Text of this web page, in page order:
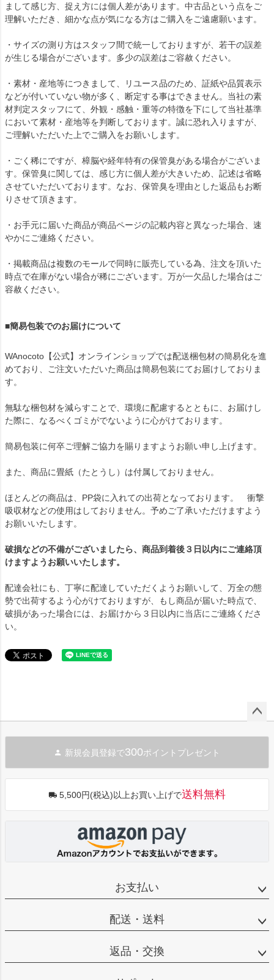
まして感じ方、捉え方には個人差があります。中古品という点をご
理解いただき、細かな点が気になる方はご購入をご遠慮願います。
・サイズの測り方はスタッフ間で統一しておりますが、若干の誤差
が生じる場合がございます。多少の誤差はご容赦ください。
・素材・産地等につきまして、リユース品のため、証紙や品質表示
などが付いていない物が多く、断定する事はできません。当社の素
材判定スタッフにて、外観・感触・重等の特徴を下にして当社基準
において素材・産地等を判断しております。誠に恐れ入りますが、
ご理解いただいた上でご購入をお願いします。
・ごく稀にですが、樟脳や経年特有の保管臭がある場合がございま
す。保管臭に関しては、感じ方に個人差が大きいため、記述は省略
させていただいております。なお、保管臭を理由とした返品もお断
りさせて頂きます。
・お手元に届いた商品が商品ページの記載内容と異なった場合、速
やかにご連絡ください。
・掲載商品は複数のモールで同時に販売している為、注文を頂いた
時点で在庫がない場合が稀にございます。万が一欠品した場合はご
容赦ください。
■簡易包装でのお届けについて
WAnocoto【公式】オンラインショップでは配送梱包材の簡易化を進
めており、ご注文いただいた商品は簡易包装にてお届けしておりま
す。
無駄な梱包材を減らすことで、環境に配慮するとともに、お届けし
た際に、なるべくゴミがでないように心がけております。
簡易包装に何卒ご理解ご協力を賜りますようお願い申し上げます。
また、商品に畳紙（たとうし）は付属しておりません。
ほとんどの商品は、PP袋に入れての出荷となっております。 衝撃
吸収材などの使用はしておりません。予めご了承いただけますよう
お願いいたします。
破損などの不備がございましたら、商品到着後３日以内にご連絡頂
けますようお願いいたします。
配達会社にも、丁寧に配達していただくようお願いして、万全の態
勢で出荷するよう心がけておりますが、もし商品が届いた時点で、
破損があった場合には、お届けから３日以内に当店にご連絡くださ
い。
へ
新規会員登録で300ポイントプレゼント
5,500円(税込)以上お買い上げで送料無料
お支払い
配送・送料
返品・交換